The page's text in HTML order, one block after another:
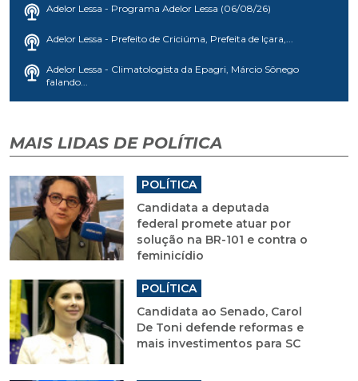
Adelor Lessa - Programa Adelor Lessa (06/08/26)
Adelor Lessa - Prefeito de Criciúma, Prefeita de Içara,...
Adelor Lessa - Climatologista da Epagri, Márcio Sônego
falando...
MAIS LIDAS DE POLÍTICA
POLÍTICA
Candidata a deputada
federal promete atuar por
solução na BR-101 e contra o
feminicídio
POLÍTICA
Candidata ao Senado, Carol
De Toni defende reformas e
mais investimentos para SC